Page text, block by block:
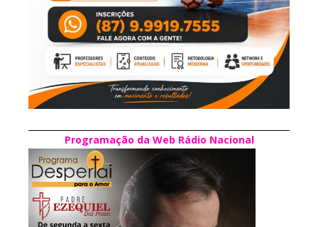
Programação da Web Rádio Nacional